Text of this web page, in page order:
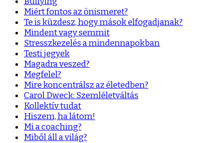
Miért fontos az önismeret?
Te is küzdesz, hogy mások elfogadjanak?
Mindent vagy semmit
Stresszkezelés a mindennapokban
Testi jegyek
Magadra veszed?
Megfelel?
Mire koncentrálsz az életedben?
Carol Dweck: Szemléletváltás
Kollektív tudat
Hiszem, ha látom!
Mi a coaching?
Miből áll a világ?